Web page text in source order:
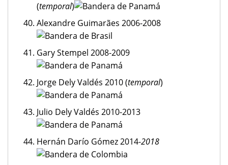
(temporal)
Alexandre Guimarães 2006-2008
Gary Stempel 2008-2009
Jorge Dely Valdés 2010 (temporal)
Julio Dely Valdés 2010-2013
Hernán Darío Gómez 2014-2018